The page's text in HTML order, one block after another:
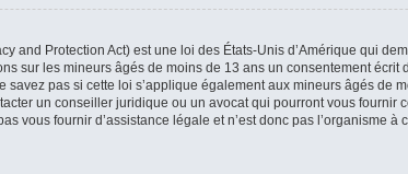
and Protection Act) est une loi des États-Unis d’Amérique qui
sur les mineurs âgés de moins de 13 ans un consentement écrit
savez pas si cette loi s’applique également aux mineurs âgés de
un conseiller juridique ou un avocat qui pourront vous fournir
vous fournir d’assistance légale et n’est donc pas l’organisme à